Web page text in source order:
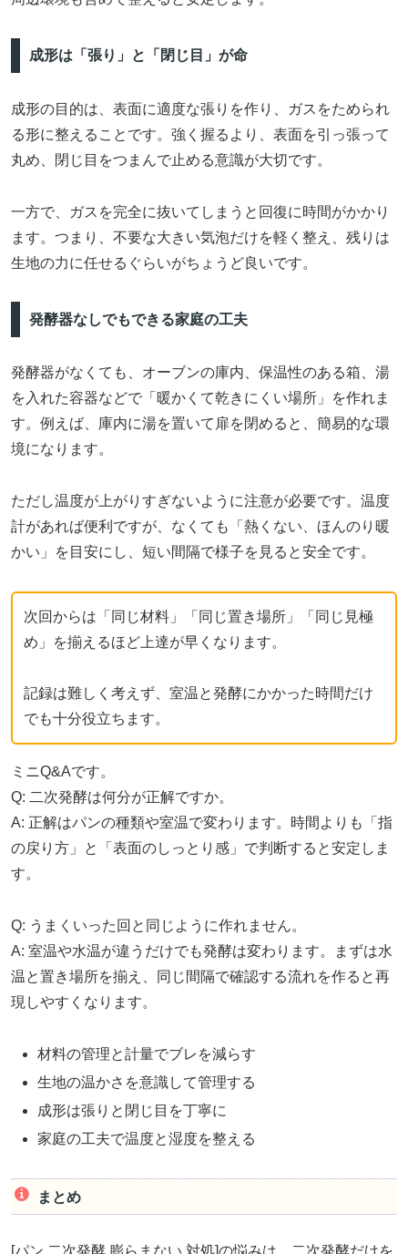
成形は「張り」と「閉じ目」が命
成形の目的は、表面に適度な張りを作り、ガスをためられ
る形に整えることです。強く握るより、表面を引っ張って
丸め、閉じ目をつまんで止める意識が大切です。
一方で、ガスを完全に抜いてしまうと回復に時間がかかり
ます。つまり、不要な大きい気泡だけを軽く整え、残りは
生地の力に任せるぐらいがちょうど良いです。
発酵器なしでもできる家庭の工夫
発酵器がなくても、オーブンの庫内、保温性のある箱、湯
を入れた容器などで「暖かくて乾きにくい場所」を作れま
す。例えば、庫内に湯を置いて扉を閉めると、簡易的な環
境になります。
ただし温度が上がりすぎないように注意が必要です。温度
計があれば便利ですが、なくても「熱くない、ほんのり暖
かい」を目安にし、短い間隔で様子を見ると安全です。
次回からは「同じ材料」「同じ置き場所」「同じ見極
め」を揃えるほど上達が早くなります。
記録は難しく考えず、室温と発酵にかかった時間だけ
でも十分役立ちます。
ミニQ&Aです。
Q: 二次発酵は何分が正解ですか。
A: 正解はパンの種類や室温で変わります。時間よりも「指
の戻り方」と「表面のしっとり感」で判断すると安定しま
す。
Q: うまくいった回と同じように作れません。
A: 室温や水温が違うだけでも発酵は変わります。まずは水
温と置き場所を揃え、同じ間隔で確認する流れを作ると再
現しやすくなります。
材料の管理と計量でブレを減らす
生地の温かさを意識して管理する
成形は張りと閉じ目を丁寧に
家庭の工夫で温度と湿度を整える
まとめ
[パン 二次発酵 膨らまない 対処]の悩みは、二次発酵だけを